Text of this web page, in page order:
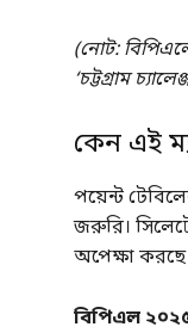
(নোট:
‘চট্টগ্রাম
কেন এই
পয়েন্ট
জরুরি।
অপেক্ষা
বিপিএল